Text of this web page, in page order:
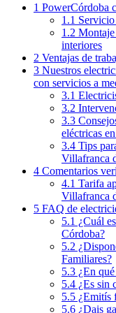
1 PowerCórdoba
1.1
1.2 Montaje
interiores
2 Ventajas de
3 Nuestros
con servicios a
3.1
3.2
3.3
eléctricas
3.4 Tips
Villafranca
4 Comentarios
4.1 Tarifa
Villafranca
5 FAQ de
5.1 ¿Cuál
Córdoba?
5.2
Familiares?
5.3 ¿En
5.4 ¿Es sin
5.5 ¿Emitís
5.6 ¿Dais